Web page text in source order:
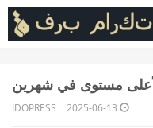
لأعلى مستوى في شهرين
2025-06-13
IDOPRESS